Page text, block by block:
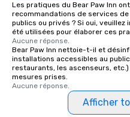
Les pratiques du Bear Paw Inn
recommandations de services
publics ou privés ? Si oui,
été utilisées pour élaborer ces
Aucune réponse.
Bear Paw Inn nettoie-t-il et
installations accessibles au
restaurants, les ascenseurs,
mesures prises.
Aucune réponse.
Afficher